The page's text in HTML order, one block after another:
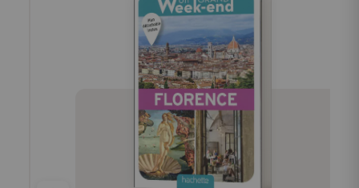
circuits qui couvrent l'ensemble des Pouilles, du
Salento au Gargano, sans oublier un crochet en
Basilicate pour découvrir Matera. Toutes les infos
pour organiser votre séjour : quand partir, comment
se déplacer, quel budget prévoir. Les meilleurs
endroits pour dormir dans un ancien palais à Bari ou
dans une masseria de la vallée d'Itria, et pour goûter
la savoureuse cuisine des Pouilles qui permet de se
régaler à moindre frais. Les balades secrètes de nos
auteurs : à cheval dans le Gargano ou dans le
quartier des céramiques à Grottaglie. Des randonnées
dans le parc naturel régional des Dunes côtières et